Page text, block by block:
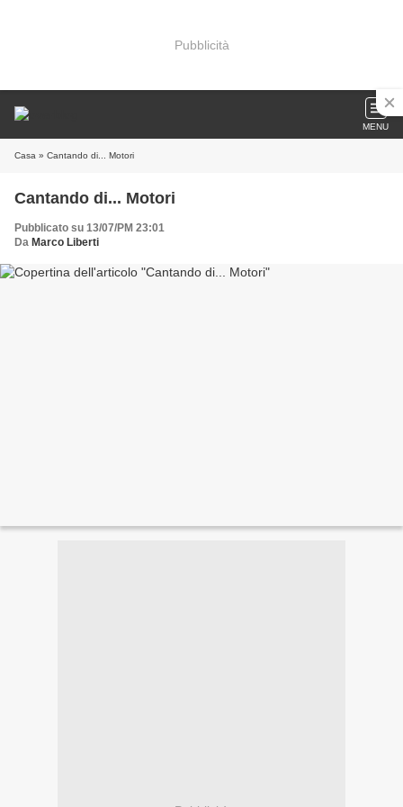
Pubblicità
MENU
Casa » Cantando di... Motori
Cantando di... Motori
Pubblicato su 13/07/PM 23:01
Da Marco Liberti